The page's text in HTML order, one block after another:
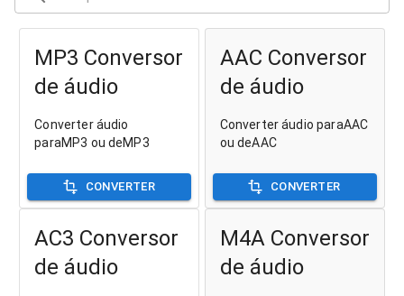
MP3 Conversor
de áudio
Converter áudio
paraMP3 ou deMP3
CONVERTER
AAC Conversor
de áudio
Converter áudio paraAAC
ou deAAC
CONVERTER
AC3 Conversor
de áudio
M4A Conversor
de áudio